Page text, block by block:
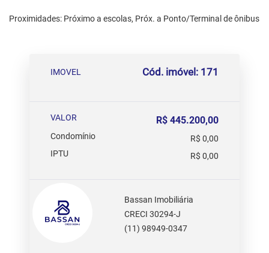
Proximidades: Próximo a escolas, Próx. a Ponto/Terminal de ônibus
IMOVEL Cód. imóvel: 171
VALOR R$ 445.200,00
Condomínio
R$ 0,00
IPTU
R$ 0,00
Bassan Imobiliária
CRECI 30294-J
(11) 98949-0347